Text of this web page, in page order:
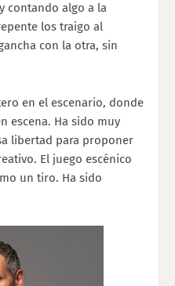
contando algo a la
los traigo al
con la otra, sin
en el escenario, donde
escena. Ha sido muy
libertad para proponer
El juego escénico
un tiro. Ha sido